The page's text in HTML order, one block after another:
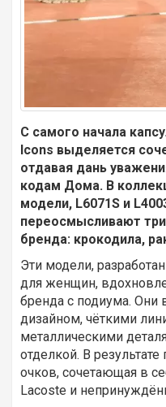
С самого начала
Icons выделяется
отдавая дань
кодам Дома. В
модели, L6071S и
переосмысливают
бренда: крокодила,
Эти модели,
для женщин,
бренда с подиума.
дизайном, чёткими
металлическими
отделкой. В
очков, сочетающая в
Lacoste и